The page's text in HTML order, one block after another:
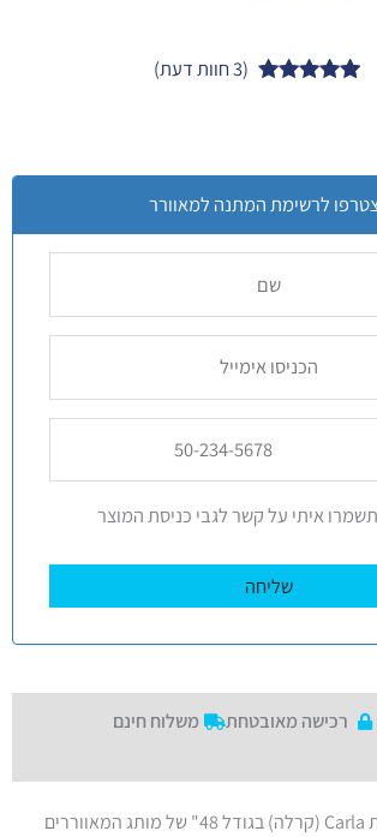
לקוחות
(
3חוות דעת)
לרשימת המתנה למאוורר
איתי על קשר לגבי כניסת המוצר
רכישה מאובטחת
משלוח חינם
מאוורר תקרה מסדרת Carla (קרלה) בגודל 48" של מותג המאווררים